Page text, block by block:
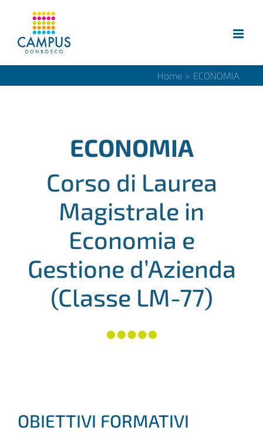
contenuto
Home > ECONOMIA
ECONOMIA
Corso di Laurea
Magistrale in
Economia e
Gestione d’Azienda
(Classe LM-77)
OBIETTIVI FORMATIVI